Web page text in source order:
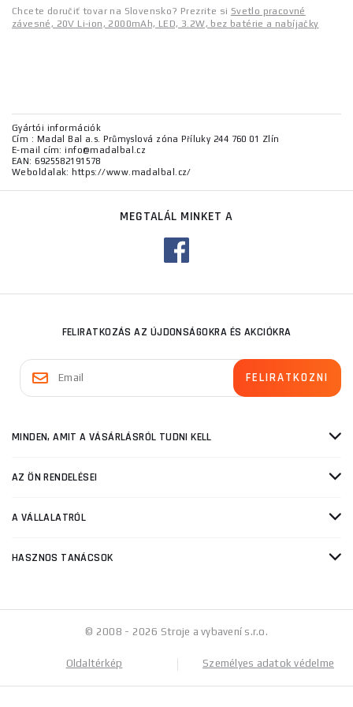
Chcete doručiť tovar na Slovensko? Prezrite si Svetlo pracovné
závesné, 20V Li-ion, 2000mAh, LED, 3.2W, bez batérie a nabíjačky
Gyártói információk
Cím : Madal Bal a.s. Průmyslová zóna Příluky 244 760 01 Zlín
E-mail cím: info@madalbal.cz
EAN: 6925582191578
Weboldalak: https://www.madalbal.cz/
MEGTALÁL MINKET A
FELIRATKOZÁS AZ ÚJDONSÁGOKRA ÉS AKCIÓKRA
MINDEN, AMIT A VÁSÁRLÁSRÓL TUDNI KELL
AZ ÖN RENDELÉSEI
A VÁLLALATRÓL
HASZNOS TANÁCSOK
© 2008 - 2026 Stroje a vybavení s.r.o.
Oldaltérkép Személyes adatok védelme